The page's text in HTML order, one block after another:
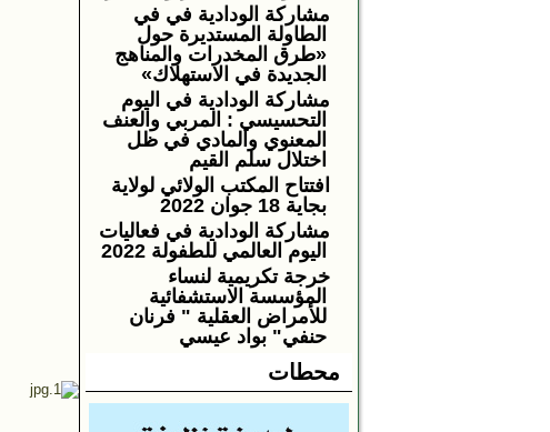
مشاركة الودادية في في
الطاولة المستديرة حول
«طرق المخدرات والمناهج
الجديدة في الاستهلاك»
مشاركة الودادية في اليوم
التحسيسي : المربي والعنف
المعنوي والمادي في ظل
اختلال سلم القيم
افتتاح المكتب الولائي لولاية
بجاية 18 جوان 2022
مشاركة الودادية في فعاليات
اليوم العالمي للطفولة 2022
خرجة تكريمية لنساء
المؤسسة الاستشفائية
للأمراض العقلية " فرنان
حنفي" بواد عيسي
محطات